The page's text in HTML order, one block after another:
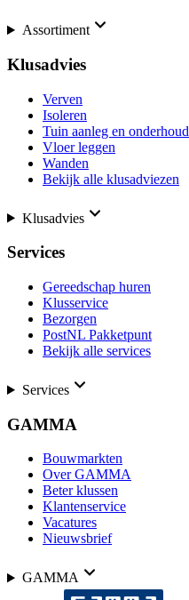
Assortiment
Klusadvies
Verven
Isoleren
Tuin aanleg en onderhoud
Vloer leggen
Wanden
Bekijk alle klusadviezen
Klusadvies
Services
Gereedschap huren
Klusservice
Bezorgen
PostNL Pakketpunt
Bekijk alle services
Services
GAMMA
Bouwmarkten
Over GAMMA
Beter klussen
Klantenservice
Vacatures
Nieuwsbrief
GAMMA